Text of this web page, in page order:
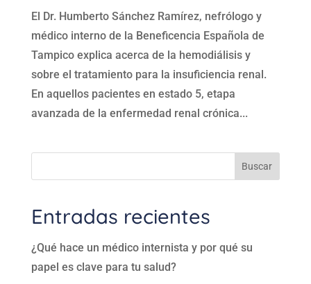
El Dr. Humberto Sánchez Ramírez, nefrólogo y
médico interno de la Beneficencia Española de
Tampico explica acerca de la hemodiálisis y
sobre el tratamiento para la insuficiencia renal.
En aquellos pacientes en estado 5, etapa
avanzada de la enfermedad renal crónica...
Buscar
Entradas recientes
¿Qué hace un médico internista y por qué su
papel es clave para tu salud?